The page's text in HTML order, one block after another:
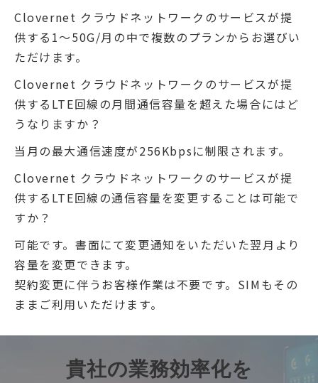
Clovernet クラウドネットワークのサービスが提
供する1～50G/月の中で複数のプランからお選びい
ただけます。
Clovernet クラウドネットワークのサービスが提
供するLTE回線の月間通信容量を超えた場合にはど
うなりますか？
当月の最大通信速度が256Kbpsに制限されます。
Clovernet クラウドネットワークのサービスが提
供するLTE回線の通信容量を変更することは可能で
すか？
可能です。書面にて変更通知をいただいた翌月より
容量を変更できます。
契約変更に伴うお客様作業は不要です。SIMもその
ままご利用いただけます。
貴社の業務効率化を